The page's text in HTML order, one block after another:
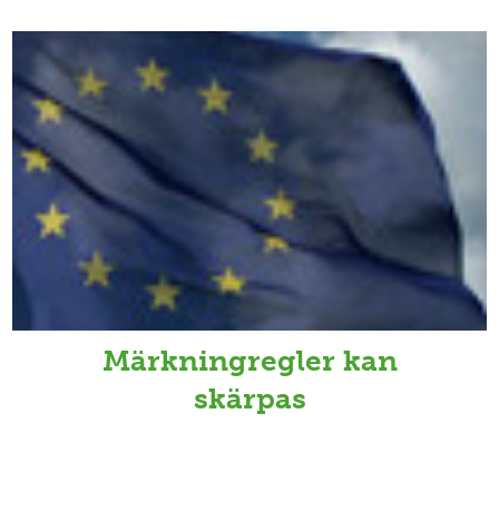
Märkningregler kan
skärpas